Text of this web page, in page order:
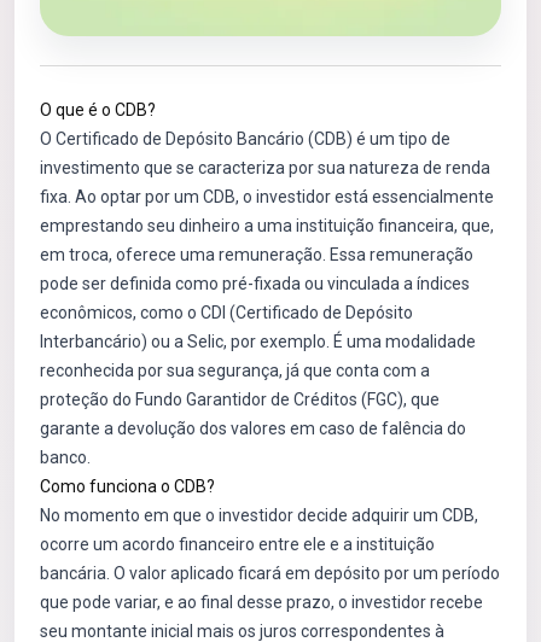
O que é o CDB?
O Certificado de Depósito Bancário (CDB) é um tipo de
investimento que se caracteriza por sua natureza de renda
fixa. Ao optar por um CDB, o investidor está essencialmente
emprestando seu dinheiro a uma instituição financeira, que,
em troca, oferece uma remuneração. Essa remuneração
pode ser definida como pré-fixada ou vinculada a índices
econômicos, como o CDI (Certificado de Depósito
Interbancário) ou a Selic, por exemplo. É uma modalidade
reconhecida por sua segurança, já que conta com a
proteção do Fundo Garantidor de Créditos (FGC), que
garante a devolução dos valores em caso de falência do
banco.
Como funciona o CDB?
No momento em que o investidor decide adquirir um CDB,
ocorre um acordo financeiro entre ele e a instituição
bancária. O valor aplicado ficará em depósito por um período
que pode variar, e ao final desse prazo, o investidor recebe
seu montante inicial mais os juros correspondentes à